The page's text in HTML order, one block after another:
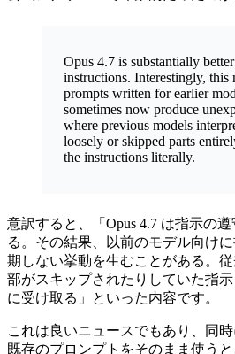
Opus 4.7 is substantially
instructions. Interestingly, this
prompts written for earlier
sometimes now produce
where previous models
loosely or skipped parts
the instructions literally.
意訳すると、「Opus 4.7 は指示の
る。その結果、以前のモデル向け
期しない挙動を生むことがある。
部がスキップされたりしていた指示
に受け取る」といった内容です。
これは良いニュースでもあり、同
既存のプロンプトをそのまま使う